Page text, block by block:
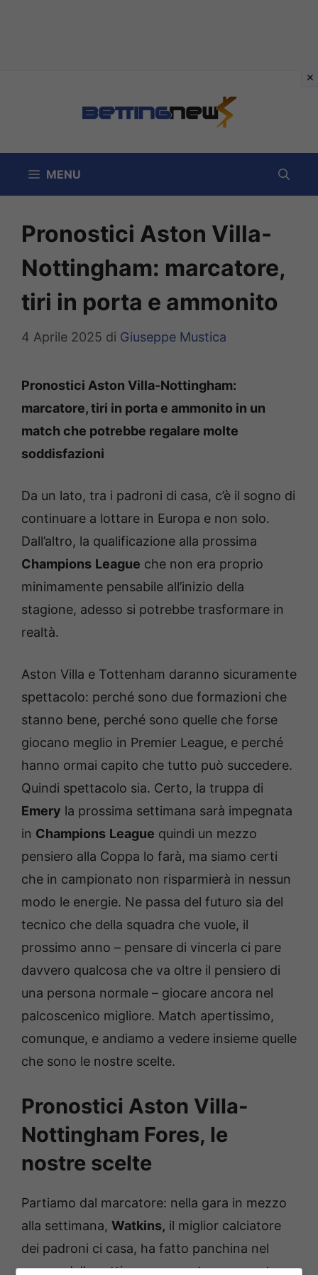
MENU
Pronostici Aston Villa-
Nottingham: marcatore,
tiri in porta e ammonito
4 Aprile 2025 di Giuseppe Mustica
Pronostici Aston Villa-Nottingham:
marcatore, tiri in porta e ammonito in un
match che potrebbe regalare molte
soddisfazioni
Da un lato, tra i padroni di casa, c’è il sogno di
continuare a lottare in Europa e non solo.
Dall’altro, la qualificazione alla prossima
Champions League che non era proprio
minimamente pensabile all’inizio della
stagione, adesso si potrebbe trasformare in
realtà.
Aston Villa e Tottenham daranno sicuramente
spettacolo: perché sono due formazioni che
stanno bene, perché sono quelle che forse
giocano meglio in Premier League, e perché
hanno ormai capito che tutto può succedere.
Quindi spettacolo sia. Certo, la truppa di
Emery la prossima settimana sarà impegnata
in Champions League quindi un mezzo
pensiero alla Coppa lo farà, ma siamo certi
che in campionato non risparmierà in nessun
modo le energie. Ne passa del futuro sia del
tecnico che della squadra che vuole, il
prossimo anno – pensare di vincerla ci pare
davvero qualcosa che va oltre il pensiero di
una persona normale – giocare ancora nel
palcoscenico migliore. Match apertissimo,
comunque, e andiamo a vedere insieme quelle
che sono le nostre scelte.
Pronostici Aston Villa-
Nottingham Fores, le
nostre scelte
Partiamo dal marcatore: nella gara in mezzo
alla settimana, Watkins, il miglior calciatore
dei padroni ci casa, ha fatto panchina nel
mezzo della settimana appunto per questo